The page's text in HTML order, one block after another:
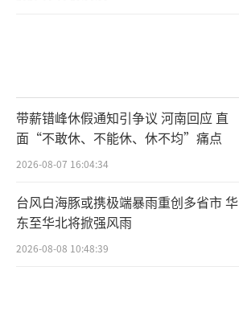
带薪错峰休假通知引争议 河南回应 直
面“不敢休、不能休、休不均”痛点
2026-08-07 16:04:34
台风白海豚或携极端暴雨重创多省市 华
东至华北将掀强风雨
2026-08-08 10:48:39